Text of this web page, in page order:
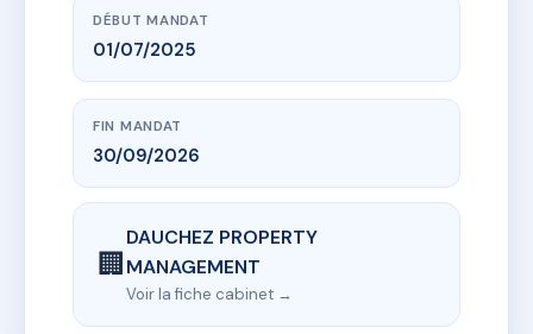
DÉBUT MANDAT
01/07/2025
FIN MANDAT
30/09/2026
🏢
DAUCHEZ PROPERTY
MANAGEMENT
Voir la fiche cabinet →